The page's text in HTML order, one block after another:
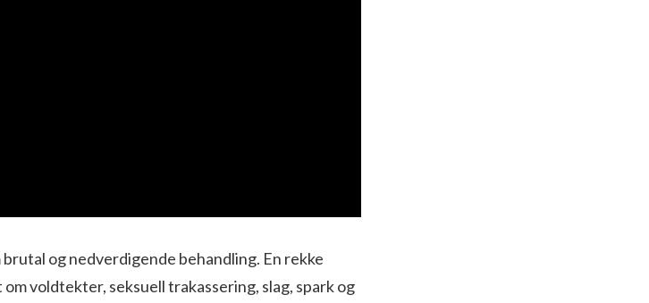
og nedverdigende behandling. En rekke
voldtekter, seksuell trakassering, slag, spark og